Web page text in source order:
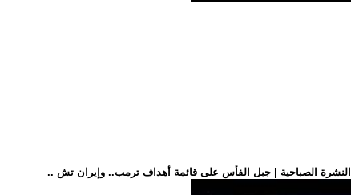
.. النشرة الصباحية | جبل الفأس على قائمة أهداف ترمب.. وإيران تش